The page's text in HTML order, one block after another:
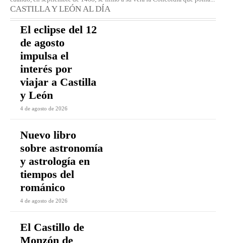
CASTILLA Y LEÓN AL DÍA
El eclipse del 12
de agosto
impulsa el
interés por
viajar a Castilla
y León
4 de agosto de 2026
Nuevo libro
sobre astronomía
y astrología en
tiempos del
románico
4 de agosto de 2026
El Castillo de
Monzón de